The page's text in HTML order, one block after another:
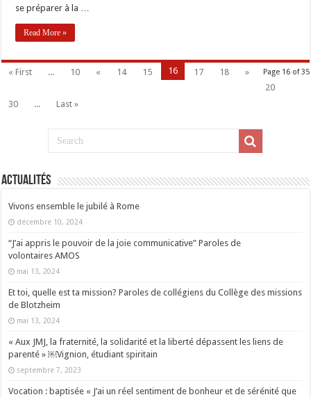
se préparer à la …
Read More »
Page 16 of 35
« First ... 10 « 14 15 16 17 18
»
20
30
... Last »
Actualités
Vivons ensemble le jubilé à Rome
décembre 10, 2024
“J’ai appris le pouvoir de la joie communicative” Paroles de
volontaires AMOS
mai 13, 2024
Et toi, quelle est ta mission? Paroles de collégiens du Collège des missions
de Blotzheim
mai 13, 2024
« Aux JMJ, la fraternité, la solidarité et la liberté dépassent les liens de
parenté » ￼Vignion, étudiant spiritain
septembre 7, 2023
Vocation : baptisée « J’ai un réel sentiment de bonheur et de sérénité que